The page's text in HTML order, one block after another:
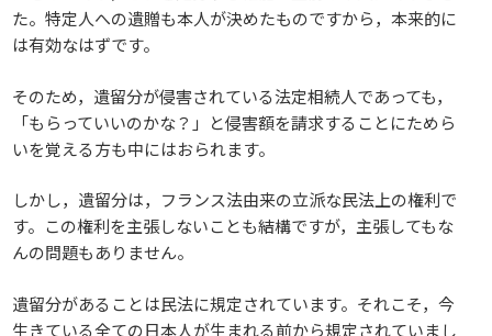
た。特定人への遺贈も本人が決めたものですから，本来的に
は有効なはずです。
そのため，遺留分が侵害されている法定相続人であっても，
「もらっていいのかな？」と侵害額を請求することにためら
いを覚える方も中にはおられます。
しかし，遺留分は，フランス法由来の立派な民法上の権利で
す。この権利を主張しないことも結構ですが，主張してもな
んの問題もありません。
遺留分があることは民法に規定されています。それこそ，今
生きている全ての日本人が生まれる前から規定されていまし